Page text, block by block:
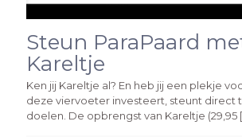
Steun ParaPaard
Kareltje
Ken jij Kareltje al? En heb jij een plekje
deze viervoeter investeert, steunt direct
doelen. De opbrengst van Kareltje (29,95